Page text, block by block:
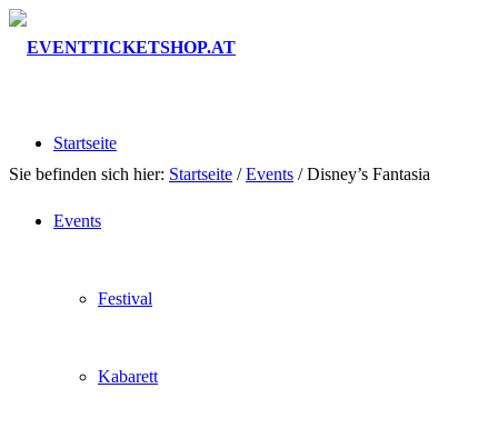
Startseite
Events
Festival
Kabarett
Sie befinden sich hier: Startseite / Events / Disney’s Fantasia